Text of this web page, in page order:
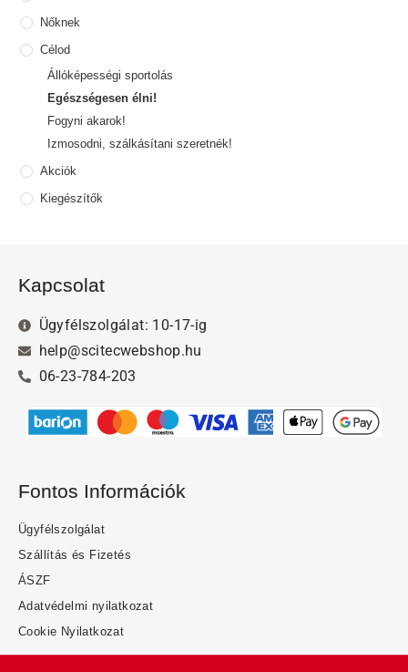
Nőknek
Célod
Állóképességi sportolás
Egészségesen élni!
Fogyni akarok!
Izmosodni, szálkásítani szeretnék!
Akciók
Kiegészítők
Kapcsolat
Ügyfélszolgálat: 10-17-ig
help@scitecwebshop.hu
06-23-784-203
Fontos Információk
Ügyfélszolgálat
Szállítás és Fizetés
ÁSZF
Adatvédelmi nyilatkozat
Cookie Nyilatkozat